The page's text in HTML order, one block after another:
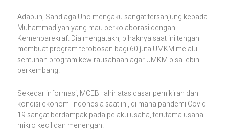
Adapun, Sandiaga Uno mengaku sangat tersanjung kepada
Muhammadiyah yang mau berkolaborasi dengan
Kemenparekraf. Dia mengatakn, pihaknya saat ini tengah
membuat program terobosan bagi 60 juta UMKM melalui
sentuhan program kewirausahaan agar UMKM bisa lebih
berkembang.
Sekedar informasi, MCEBI lahir atas dasar pemikiran dan
kondisi ekonomi Indonesia saat ini, di mana pandemi Covid-
19 sangat berdampak pada pelaku usaha, terutama usaha
mikro kecil dan menengah.